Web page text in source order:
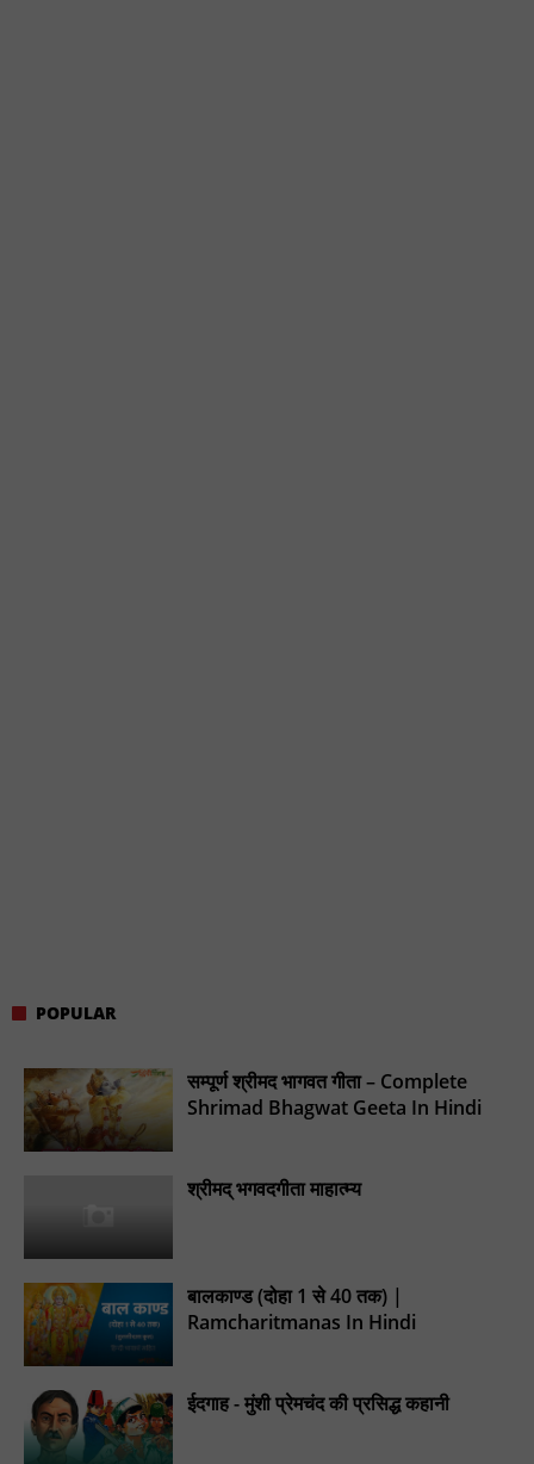
POPULAR
सम्पूर्ण श्रीमद भागवत गीता – Complete
Shrimad Bhagwat Geeta In Hindi
श्रीमद् भगवदगीता माहात्म्य
बालकाण्ड (दोहा 1 से 40 तक) |
Ramcharitmanas In Hindi
ईदगाह - मुंशी प्रेमचंद की प्रसिद्ध कहानी